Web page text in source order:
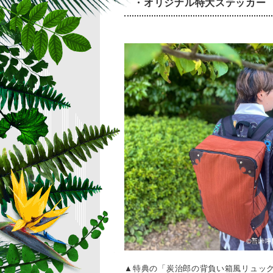
・オリジナル特大ステッカー
▲特典の「炭治郎の背負い箱風リュッ